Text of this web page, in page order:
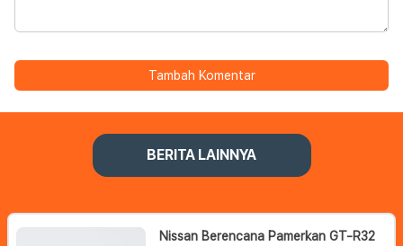
Tambah Komentar
BERITA LAINNYA
Nissan Berencana Pamerkan GT-R32